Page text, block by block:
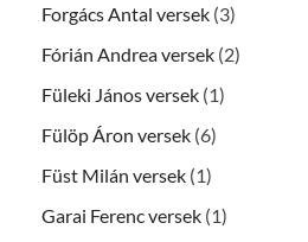
Forgács Antal versek (3)
Fórián Andrea versek (2)
Füleki János versek (1)
Fülöp Áron versek (6)
Füst Milán versek (1)
Garai Ferenc versek (1)